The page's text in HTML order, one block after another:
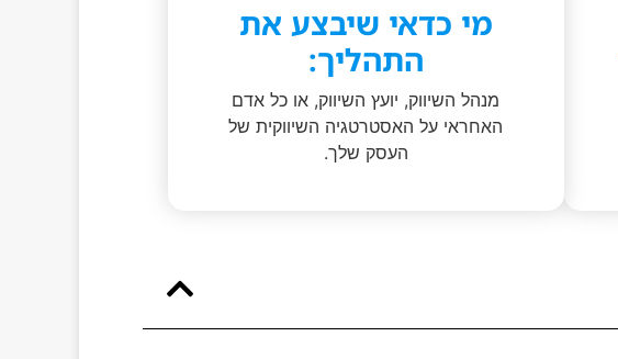
מי כדאי שיבצע את
התהליך:
מנהל השיווק, יועץ השיווק, או כל אדם
האחראי על האסטרטגיה השיווקית של
העסק שלך.